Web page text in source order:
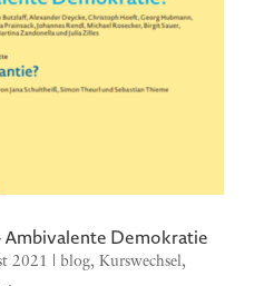
Ambivalente Demokratie
2021 blog, Kurswechsel,